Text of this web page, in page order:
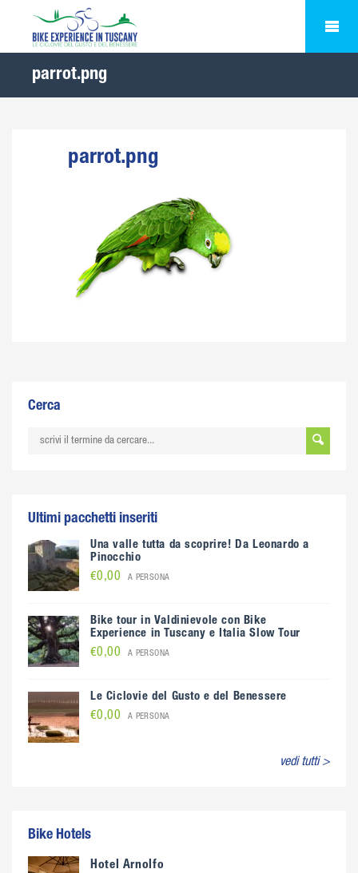
parrot.png
parrot.png
Cerca
Ultimi pacchetti inseriti
Una valle tutta da scoprire! Da Leonardo a
Pinocchio
€0,00 A PERSONA
Bike tour in Valdinievole con Bike
Experience in Tuscany e Italia Slow Tour
€0,00 A PERSONA
Le Ciclovie del Gusto e del Benessere
€0,00 A PERSONA
vedi tutti >
Bike Hotels
Hotel Arnolfo